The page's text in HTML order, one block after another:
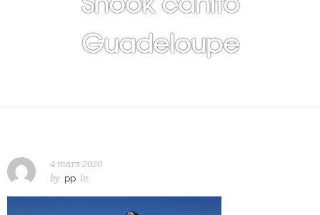
Guadeloupe
4 mars 2020
by pp in